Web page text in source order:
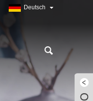
Deutsch